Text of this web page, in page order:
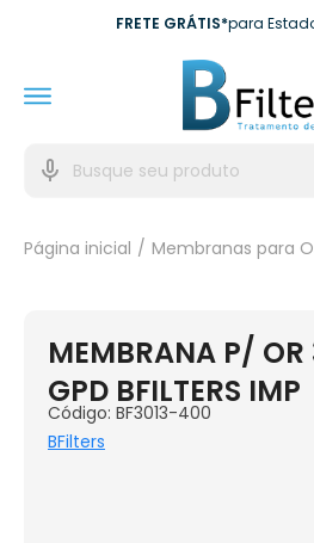
FRETE GRÁTIS*para
10X SEM JUROS*
10% DE CASHBACKPara
EXCLUSIVO EMPRESAS*
Página inicial Membranas para
MEMBRANA P/
GPD BFILTERS IMP
Código: BF3013-400
BFilters